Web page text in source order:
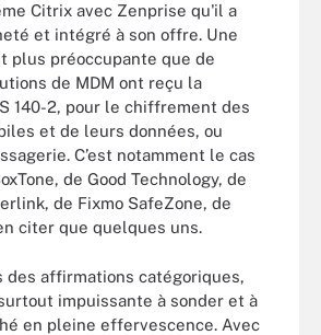
Citrix avec Zenprise qu'il a
et intégré à son offre. Une
plus préoccupante que de
de MDM ont reçu la
140-2, pour le chiffrement des
et de leurs données, ou
C’est notamment le cas
de Good Technology, de
de Fixmo SafeZone, de
citer que quelques uns.
des affirmations catégoriques,
impuissante à sonder et à
en pleine effervescence. Avec